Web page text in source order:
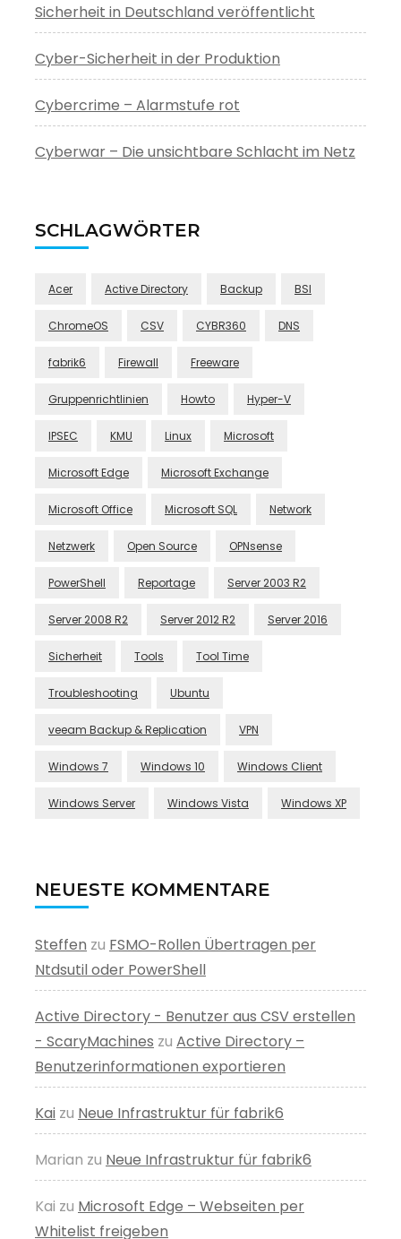
Sicherheit in Deutschland veröffentlicht
Cyber-Sicherheit in der Produktion
Cybercrime – Alarmstufe rot
Cyberwar – Die unsichtbare Schlacht im Netz
SCHLAGWÖRTER
Acer Active Directory Backup BSI
ChromeOS CSV CYBR360 DNS
fabrik6 Firewall Freeware
Gruppenrichtlinien Howto Hyper-V
IPSEC KMU Linux Microsoft
Microsoft Edge Microsoft Exchange
Microsoft Office Microsoft SQL Network
Netzwerk Open Source OPNsense
PowerShell Reportage Server 2003 R2
Server 2008 R2 Server 2012 R2 Server 2016
Sicherheit Tools Tool Time
Troubleshooting Ubuntu
veeam Backup & Replication VPN
Windows 7 Windows 10 Windows Client
Windows Server Windows Vista Windows XP
NEUESTE KOMMENTARE
Steffen zu FSMO-Rollen Übertragen per
Ntdsutil oder PowerShell
Active Directory - Benutzer aus CSV erstellen
- ScaryMachines zu Active Directory –
Benutzerinformationen exportieren
Kai zu Neue Infrastruktur für fabrik6
Marian zu Neue Infrastruktur für fabrik6
Kai zu Microsoft Edge – Webseiten per
Whitelist freigeben